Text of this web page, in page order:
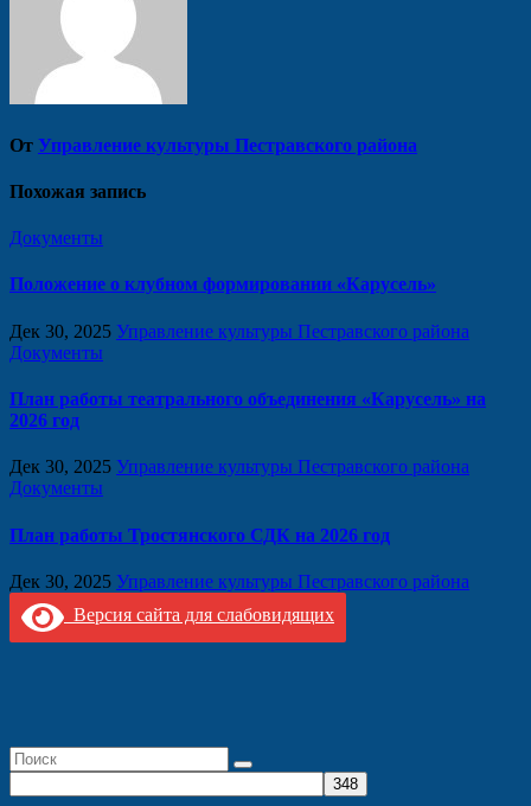
От Управление культуры Пестравского района
Похожая запись
Документы
Положение о клубном формировании «Карусель»
Дек 30, 2025 Управление культуры Пестравского района
Документы
План работы театрального объединения «Карусель» на
2026 год
Дек 30, 2025 Управление культуры Пестравского района
Документы
План работы Тростянского СДК на 2026 год
Дек 30, 2025 Управление культуры Пестравского района
Версия сайта для слабовидящих